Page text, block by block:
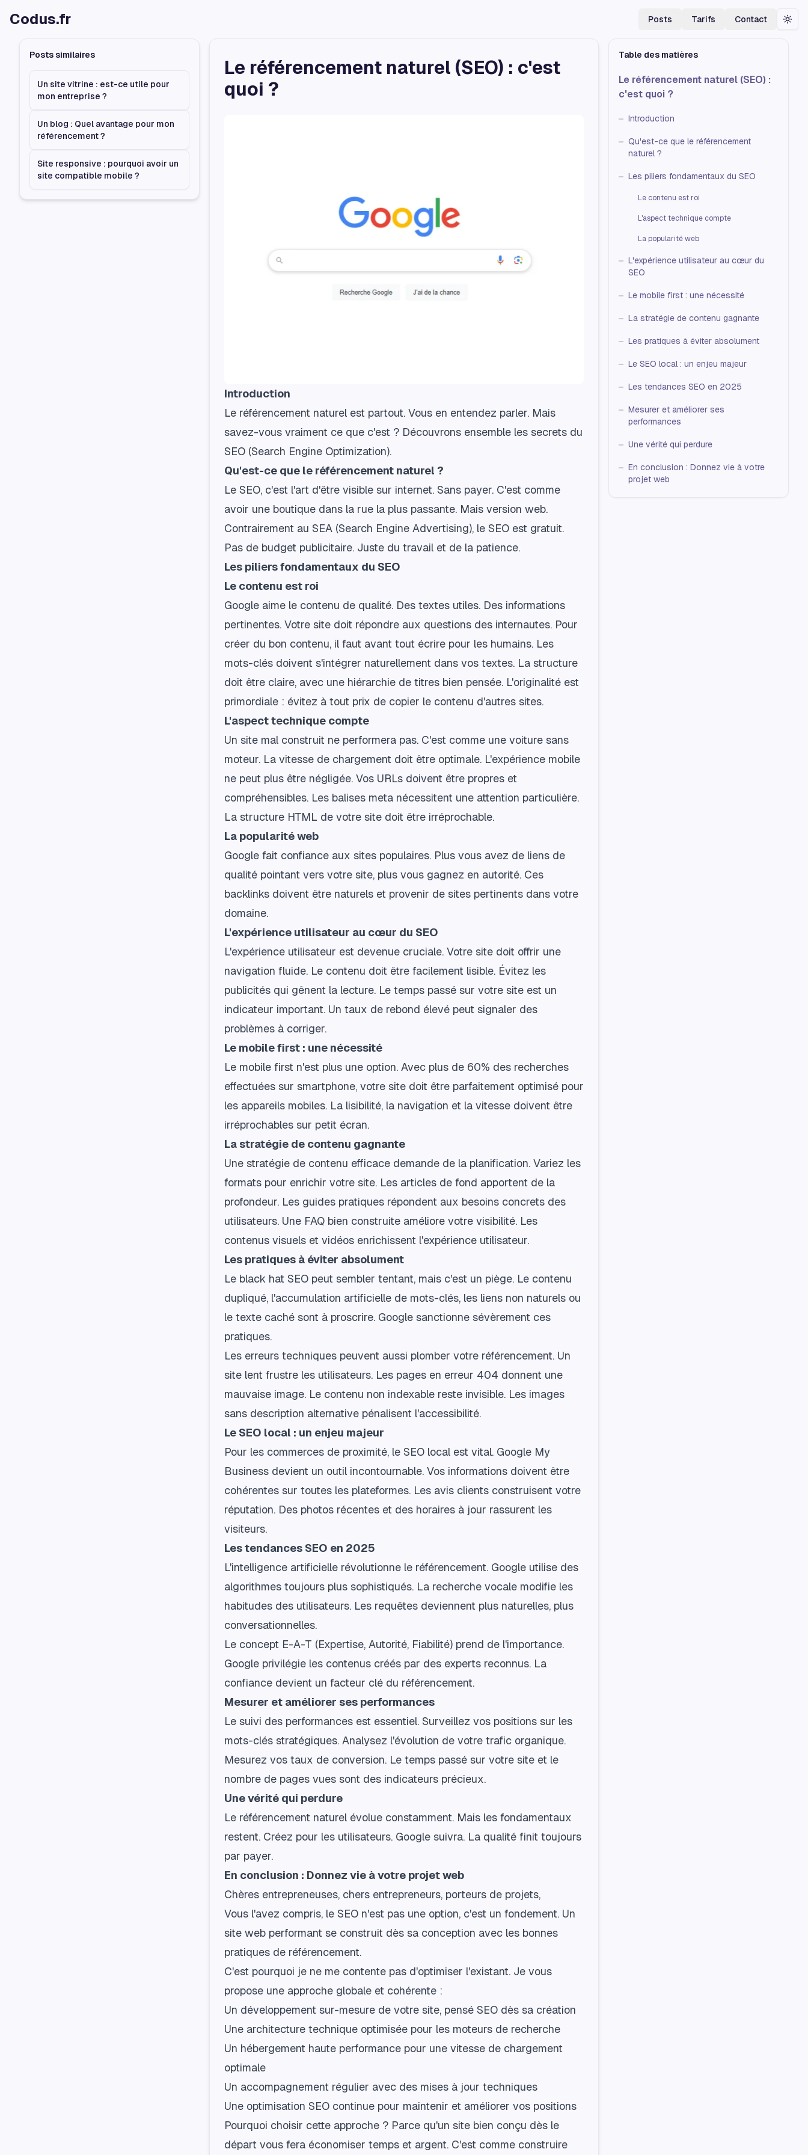
Codus.fr Posts Tarifs Contact
Posts similaires
Un site vitrine : est-ce utile pour
mon entreprise ?
Un blog : Quel avantage pour mon
référencement ?
Site responsive : pourquoi avoir un
site compatible mobile ?
Le référencement naturel (SEO) : c'est
quoi ?
Introduction
Le référencement naturel est partout. Vous en entendez parler. Mais
savez-vous vraiment ce que c'est ? Découvrons ensemble les secrets du
SEO (Search Engine Optimization).
Qu'est-ce que le référencement naturel ?
Le SEO, c'est l'art d'être visible sur internet. Sans payer. C'est comme
avoir une boutique dans la rue la plus passante. Mais version web.
Contrairement au SEA (Search Engine Advertising), le SEO est gratuit.
Pas de budget publicitaire. Juste du travail et de la patience.
Les piliers fondamentaux du SEO
Le contenu est roi
Google aime le contenu de qualité. Des textes utiles. Des informations
pertinentes. Votre site doit répondre aux questions des internautes. Pour
créer du bon contenu, il faut avant tout écrire pour les humains. Les
mots-clés doivent s'intégrer naturellement dans vos textes. La structure
doit être claire, avec une hiérarchie de titres bien pensée. L'originalité est
primordiale : évitez à tout prix de copier le contenu d'autres sites.
L'aspect technique compte
Un site mal construit ne performera pas. C'est comme une voiture sans
moteur. La vitesse de chargement doit être optimale. L'expérience mobile
ne peut plus être négligée. Vos URLs doivent être propres et
compréhensibles. Les balises meta nécessitent une attention particulière.
La structure HTML de votre site doit être irréprochable.
La popularité web
Google fait confiance aux sites populaires. Plus vous avez de liens de
qualité pointant vers votre site, plus vous gagnez en autorité. Ces
backlinks doivent être naturels et provenir de sites pertinents dans votre
domaine.
L'expérience utilisateur au cœur du SEO
L'expérience utilisateur est devenue cruciale. Votre site doit offrir une
navigation fluide. Le contenu doit être facilement lisible. Évitez les
publicités qui gênent la lecture. Le temps passé sur votre site est un
indicateur important. Un taux de rebond élevé peut signaler des
problèmes à corriger.
Le mobile first : une nécessité
Le mobile first n'est plus une option. Avec plus de 60% des recherches
effectuées sur smartphone, votre site doit être parfaitement optimisé pour
les appareils mobiles. La lisibilité, la navigation et la vitesse doivent être
irréprochables sur petit écran.
La stratégie de contenu gagnante
Une stratégie de contenu efficace demande de la planification. Variez les
formats pour enrichir votre site. Les articles de fond apportent de la
profondeur. Les guides pratiques répondent aux besoins concrets des
utilisateurs. Une FAQ bien construite améliore votre visibilité. Les
contenus visuels et vidéos enrichissent l'expérience utilisateur.
Les pratiques à éviter absolument
Le black hat SEO peut sembler tentant, mais c'est un piège. Le contenu
dupliqué, l'accumulation artificielle de mots-clés, les liens non naturels ou
le texte caché sont à proscrire. Google sanctionne sévèrement ces
pratiques.
Les erreurs techniques peuvent aussi plomber votre référencement. Un
site lent frustre les utilisateurs. Les pages en erreur 404 donnent une
mauvaise image. Le contenu non indexable reste invisible. Les images
sans description alternative pénalisent l'accessibilité.
Le SEO local : un enjeu majeur
Pour les commerces de proximité, le SEO local est vital. Google My
Business devient un outil incontournable. Vos informations doivent être
cohérentes sur toutes les plateformes. Les avis clients construisent votre
réputation. Des photos récentes et des horaires à jour rassurent les
visiteurs.
Les tendances SEO en 2025
L'intelligence artificielle révolutionne le référencement. Google utilise des
algorithmes toujours plus sophistiqués. La recherche vocale modifie les
habitudes des utilisateurs. Les requêtes deviennent plus naturelles, plus
conversationnelles.
Le concept E-A-T (Expertise, Autorité, Fiabilité) prend de l'importance.
Google privilégie les contenus créés par des experts reconnus. La
confiance devient un facteur clé du référencement.
Mesurer et améliorer ses performances
Le suivi des performances est essentiel. Surveillez vos positions sur les
mots-clés stratégiques. Analysez l'évolution de votre trafic organique.
Mesurez vos taux de conversion. Le temps passé sur votre site et le
nombre de pages vues sont des indicateurs précieux.
Une vérité qui perdure
Le référencement naturel évolue constamment. Mais les fondamentaux
restent. Créez pour les utilisateurs. Google suivra. La qualité finit toujours
par payer.
En conclusion : Donnez vie à votre projet web
Chères entrepreneuses, chers entrepreneurs, porteurs de projets,
Vous l'avez compris, le SEO n'est pas une option, c'est un fondement. Un
site web performant se construit dès sa conception avec les bonnes
pratiques de référencement.
C'est pourquoi je ne me contente pas d'optimiser l'existant. Je vous
propose une approche globale et cohérente :
Un développement sur-mesure de votre site, pensé SEO dès sa création
Une architecture technique optimisée pour les moteurs de recherche
Un hébergement haute performance pour une vitesse de chargement
optimale
Un accompagnement régulier avec des mises à jour techniques
Une optimisation SEO continue pour maintenir et améliorer vos positions
Pourquoi choisir cette approche ? Parce qu'un site bien conçu dès le
départ vous fera économiser temps et argent. C'est comme construire
Table des matières
Le référencement naturel (SEO) :
c'est quoi ?
Introduction
Qu'est-ce que le référencement
naturel ?
Les piliers fondamentaux du SEO
Le contenu est roi
L'aspect technique compte
La popularité web
L'expérience utilisateur au cœur du
SEO
Le mobile first : une nécessité
La stratégie de contenu gagnante
Les pratiques à éviter absolument
Le SEO local : un enjeu majeur
Les tendances SEO en 2025
Mesurer et améliorer ses
performances
Une vérité qui perdure
En conclusion : Donnez vie à votre
projet web